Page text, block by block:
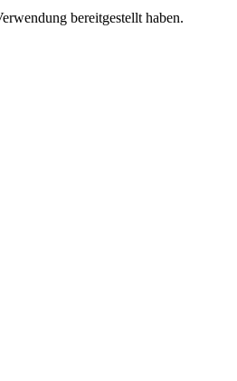
bereitgestellt haben.